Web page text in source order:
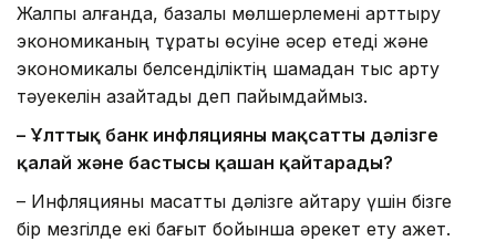
Жалпы алғанда, базалық мөлшерлемені арттыру
экономиканың тұрақты өсуіне әсер етеді және
экономикалық белсенділіктің шамадан тыс арту
тәуекелін азайтады деп пайымдаймыз.
– Ұлттық банк инфляцияны мақсатты дәлізге
қалай және бастысы қашан қайтарады?
– Инфляцияны мақсатты дәлізге қайтару үшін бізге
бір мезгілде екі бағыт бойынша әрекет ету қажет.